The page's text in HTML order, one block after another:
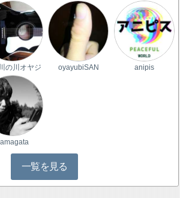
の川オヤジ oyayubiSAN anipis
一覧を見る